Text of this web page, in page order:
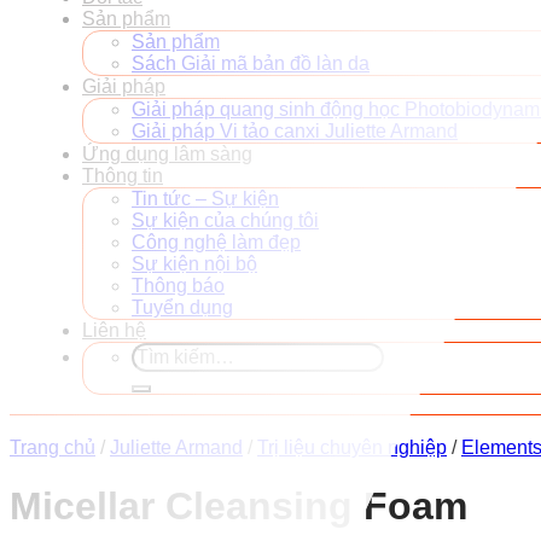
Sản phẩm
Sản phẩm
Sách Giải mã bản đồ làn da
Giải pháp
Giải pháp quang sinh động học
Giải pháp Vi tảo canxi Juliette Armand
Ứng dụng lâm sàng
Thông tin
Tin tức – Sự kiện
Sự kiện của chúng tôi
Công nghệ làm đẹp
Sự kiện nội bộ
Thông báo
Tuyển dụng
Liên hệ
Tìm
kiếm:
Trang chủ / Juliette Armand Trị liệu chuyên nghiệp / Elements
Micellar Cleansing Foam